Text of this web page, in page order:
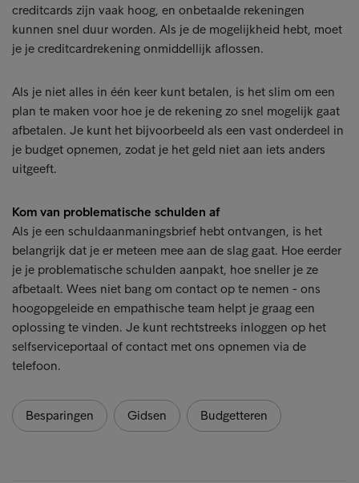
creditcards zijn vaak hoog, en onbetaalde rekeningen
kunnen snel duur worden. Als je de mogelijkheid hebt, moet
je je creditcardrekening onmiddellijk aflossen.
Als je niet alles in één keer kunt betalen, is het slim om een
plan te maken voor hoe je de rekening zo snel mogelijk gaat
afbetalen. Je kunt het bijvoorbeeld als een vast onderdeel in
je budget opnemen, zodat je het geld niet aan iets anders
uitgeeft.
Kom van problematische schulden af
Als je een schuldaanmaningsbrief hebt ontvangen, is het
belangrijk dat je er meteen mee aan de slag gaat. Hoe eerder
je je problematische schulden aanpakt, hoe sneller je ze
afbetaalt. Wees niet bang om contact op te nemen - ons
hoogopgeleide en empathische team helpt je graag een
oplossing te vinden. Je kunt rechtstreeks inloggen op het
selfserviceportaal of contact met ons opnemen via de
telefoon.
Besparingen Gidsen Budgetteren